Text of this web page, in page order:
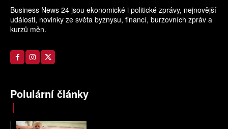
Business News 24 jsou ekonomické i politické zprávy, nejnovější
události, novinky ze světa byznysu, financí, burzovních zpráv a
kurzů měn.
Polulární články